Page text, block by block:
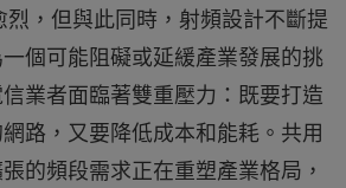
烈，但與此同時，射頻設計不斷提
個可能阻礙或延緩產業發展的挑
業者面臨著雙重壓力：既要打造
路，又要降低成本和能耗。共用
的頻段需求正在重塑產業格局，